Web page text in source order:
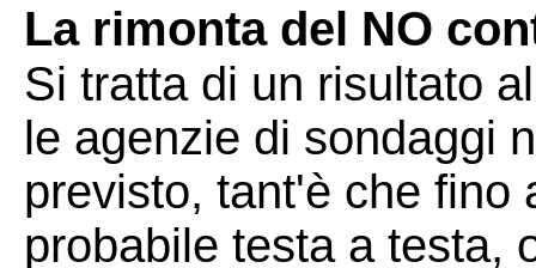
La rimonta del NO
Si tratta di un risultato
le agenzie di sondaggi
previsto, tant'è che fino
probabile testa a testa,